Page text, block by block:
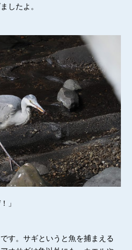
したよ。
」
す。サギというと魚を捕まえる